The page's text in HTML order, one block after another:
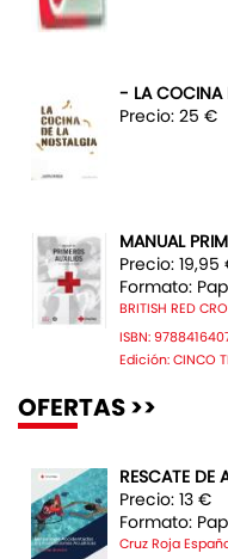
- LA COCINA
Precio: 25 €
MANUAL
Precio: 19,95
Formato:
BRITISH RED
ISBN:
Edición: CINCO
OFERTAS >>
RESCATE DE
Precio: 13 €
Formato:
Cruz Roja